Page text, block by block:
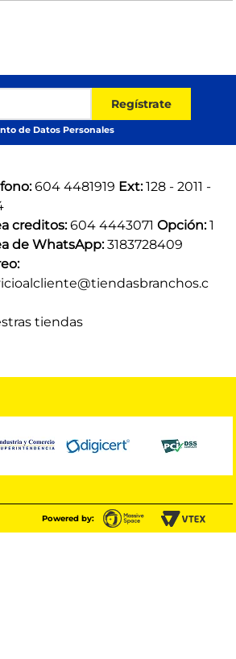
Regístrate
de Datos Personales
604 4481919 Ext: 128 - 2011 -
creditos: 604 4443071 Opción: 1
de WhatsApp: 3183728409
tiendas
Powered by: